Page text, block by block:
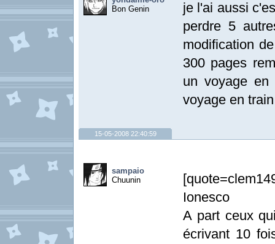
Bon Genin
je l'ai aussi
perdre 5
modification
300 pages
un voyage
voyage en
15-05-2008 22:40:59
sampaio
Chuunin
Ionesco
A part ceux
écrivant 10